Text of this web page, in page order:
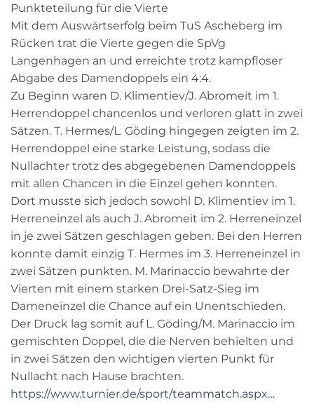
Punkteteilung für die Vierte
Mit dem Auswärtserfolg beim TuS Ascheberg im
Rücken trat die Vierte gegen die SpVg
Langenhagen an und erreichte trotz kampfloser
Abgabe des Damendoppels ein 4:4.
Zu Beginn waren D. Klimentiev/J. Abromeit im 1.
Herrendoppel chancenlos und verloren glatt in zwei
Sätzen. T. Hermes/L. Göding hingegen zeigten im 2.
Herrendoppel eine starke Leistung, sodass die
Nullachter trotz des abgegebenen Damendoppels
mit allen Chancen in die Einzel gehen konnten.
Dort musste sich jedoch sowohl D. Klimentiev im 1.
Herreneinzel als auch J. Abromeit im 2. Herreneinzel
in je zwei Sätzen geschlagen geben. Bei den Herren
konnte damit einzig T. Hermes im 3. Herreneinzel in
zwei Sätzen punkten. M. Marinaccio bewahrte der
Vierten mit einem starken Drei-Satz-Sieg im
Dameneinzel die Chance auf ein Unentschieden.
Der Druck lag somit auf L. Göding/M. Marinaccio im
gemischten Doppel, die die Nerven behielten und
in zwei Sätzen den wichtigen vierten Punkt für
Nullacht nach Hause brachten.
https://www.turnier.de/sport/teammatch.aspx…